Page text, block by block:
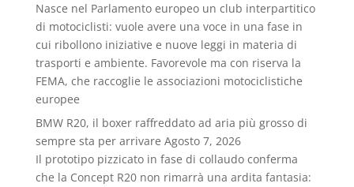
Nasce nel Parlamento europeo un club interpartitico
di motociclisti: vuole avere una voce in una fase in
cui ribollono iniziative e nuove leggi in materia di
trasporti e ambiente. Favorevole ma con riserva la
FEMA, che raccoglie le associazioni motociclistiche
europee
BMW R20, il boxer raffreddato ad aria più grosso di
sempre sta per arrivare Agosto 7, 2026
Il prototipo pizzicato in fase di collaudo conferma
che la Concept R20 non rimarrà una ardita fantasia: